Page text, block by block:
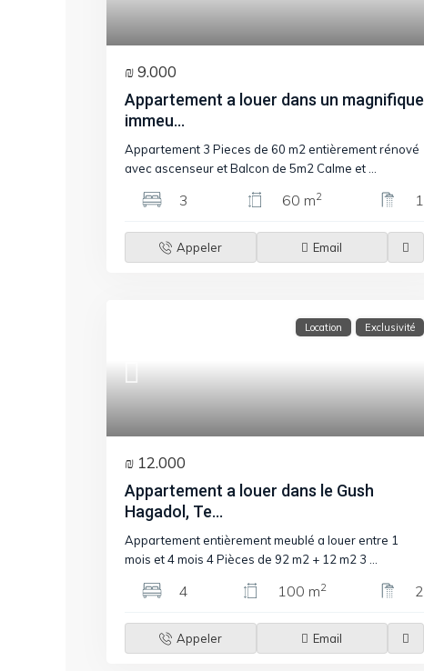
₪ 9.000
Appartement a louer dans un magnifique
immeu...
Appartement 3 Pieces de 60 m2 entièrement rénové
avec ascenseur et Balcon de 5m2 Calme et
3 60 m2 1
Appeler Email
Location Exclusivité
₪ 12.000
Appartement a louer dans le Gush
Hagadol, Te...
Appartement entièrement meublé a louer entre 1
mois et 4 mois 4 Pièces de 92 m2 + 12 m2 3
4 100 m2 2
Appeler Email